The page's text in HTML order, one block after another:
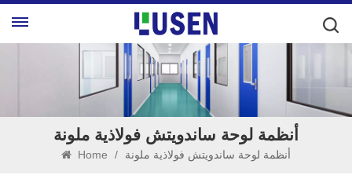
أنظمة لوحة ساندويتش فولاذية ملونة
Home / أنظمة لوحة ساندويتش فولاذية ملونة